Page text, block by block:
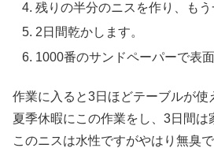
残りの半分のニスを作り、もう
2日間乾かします。
1000番のサンドペーパーで表
作業に入ると3日ほどテーブルが使
夏季休暇にこの作業をし、3日間は
このニスは水性ですがやはり無臭